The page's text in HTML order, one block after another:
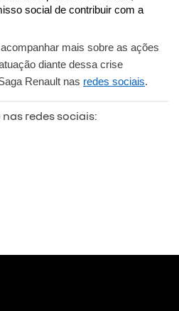
social de contribuir com a
mais sobre as ações
diante dessa crise
Renault nas redes sociais.
redes sociais: